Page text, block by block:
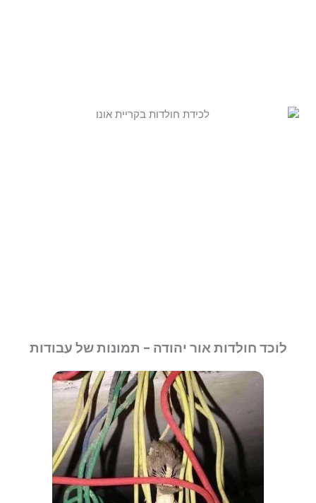
לוכד חולדות אור יהודה - תמונות של עבודות